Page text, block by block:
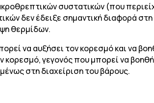
συστατικών (που
δεν έδειξε σημαντική διαφορά
θερμίδων.
να αυξήσει τον κορεσμό και να
κορεσμό, γεγονός που μπορεί να
στη διαχείριση του βάρους.